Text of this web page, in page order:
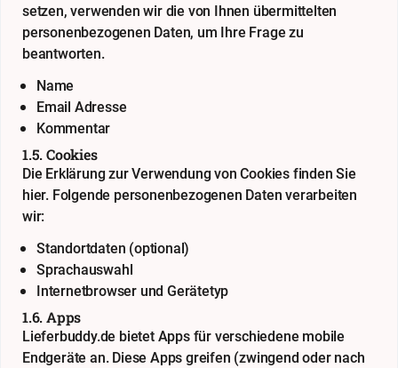
setzen, verwenden wir die von Ihnen übermittelten
personenbezogenen Daten, um Ihre Frage zu
beantworten.
Name
Email Adresse
Kommentar
1.5. Cookies
Die Erklärung zur Verwendung von Cookies finden Sie
hier. Folgende personenbezogenen Daten verarbeiten
wir:
Standortdaten (optional)
Sprachauswahl
Internetbrowser und Gerätetyp
1.6. Apps
Lieferbuddy.de bietet Apps für verschiedene mobile
Endgeräte an. Diese Apps greifen (zwingend oder nach